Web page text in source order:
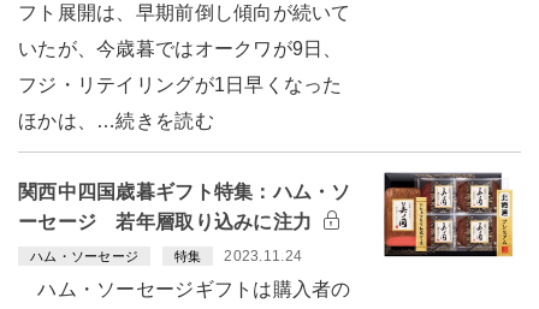
フト展開は、早期前倒し傾向が続いて
いたが、今歳暮ではオークワが9日、
フジ・リテイリングが1日早くなった
ほかは、…続きを読む
関西中四国歳暮ギフト特集：ハム・ソ
ーセージ 若年層取り込みに注力
ハム・ソーセージ 特集 2023.11.24
ハム・ソーセージギフトは購入者の